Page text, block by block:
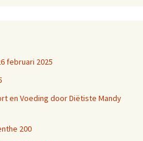
februari 2025
en Voeding door Diëtiste Mandy
200